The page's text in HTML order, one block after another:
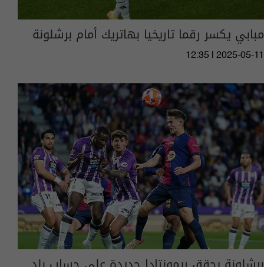
مبابي يكسر رقما تاريخيا بهاتريك أمام برشلونة
12:35 | 2025-05-11